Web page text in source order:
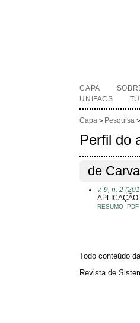
CAPA
UNIFACS
Capa > Pesquisa >
Perfil do
de
v. 9, n. 2
APLICAÇÃO
RESUMO PDF
Todo conteúdo
Revista de